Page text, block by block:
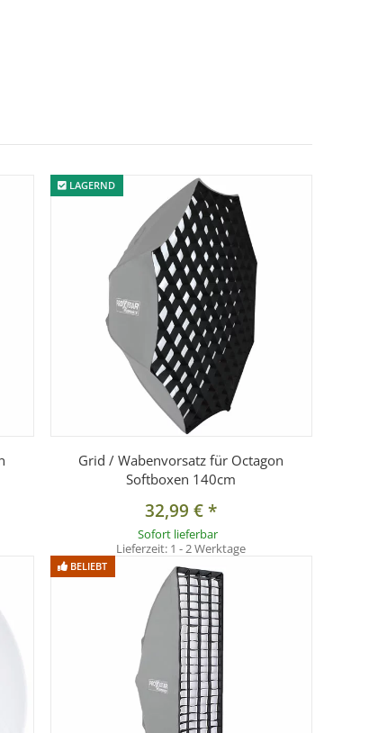
LAGERND
Grid / Wabenvorsatz für Octagon
Softboxen 140cm
32,99 €*
Sofort lieferbar
Lieferzeit: 1 - 2 Werktage
BELIEBT